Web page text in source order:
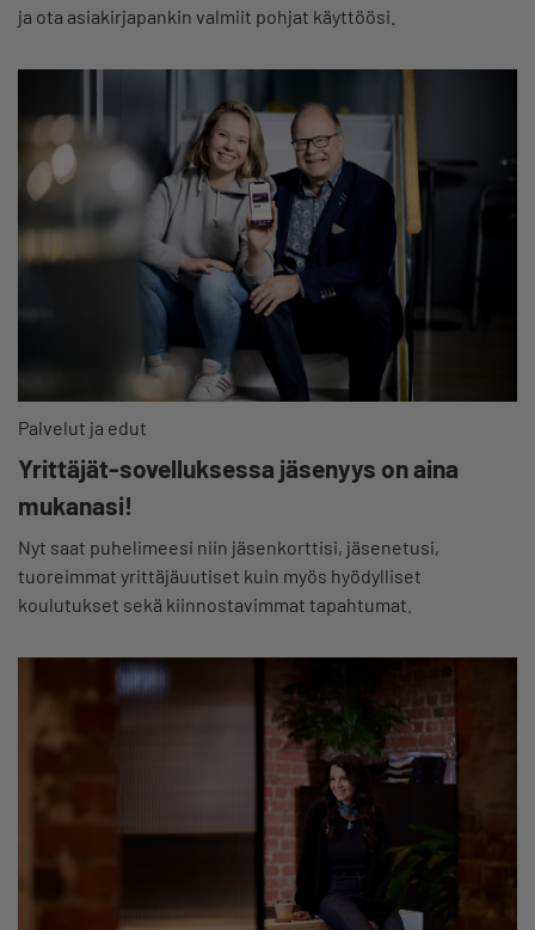
ja ota asiakirjapankin valmiit pohjat käyttöösi.
Palvelut ja edut
Yrittäjät-sovelluksessa jäsenyys on aina
mukanasi!
Nyt saat puhelimeesi niin jäsenkorttisi, jäsenetusi,
tuoreimmat yrittäjäuutiset kuin myös hyödylliset
koulutukset sekä kiinnostavimmat tapahtumat.